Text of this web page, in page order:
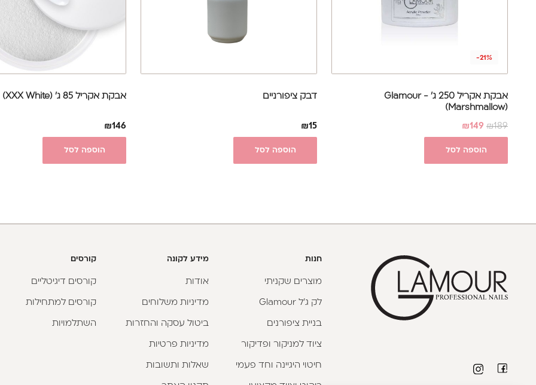
-21%
אבקת אקריל 250 ג' - Glamour
(Marshmallow)
₪189
₪149
הוספה לסל
דבק ציפורניים
₪15
הוספה לסל
אבקת אקריל 85 ג' (XXX White)
₪146
הוספה לסל
חנות
מוצרים שקניתי
לק ג'ל Glamour
בניית ציפורנים
ציוד למניקור ופדיקור
חיטוי היגיינה וחד פעמי
מידע לקונה
אודות
מדיניות משלוחים
ביטול עסקה והחזרות
מדיניות פרטיות
שאלות ותשובות
קורסים
קורסים דיגיטליים
קורסים למתחילות
השתלמויות